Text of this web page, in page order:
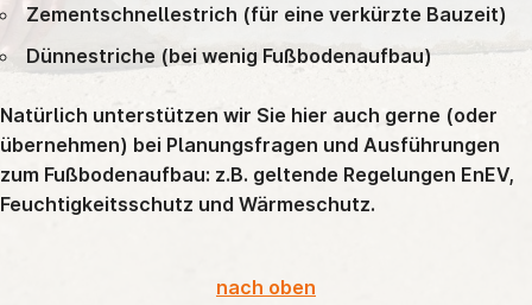
Zementschnellestrich (für eine verkürzte Bauzeit)
Dünnestriche (bei wenig Fußbodenaufbau)
Natürlich unterstützen wir Sie hier auch gerne (oder
übernehmen) bei Planungsfragen und Ausführungen
zum Fußbodenaufbau: z.B. geltende Regelungen EnEV,
Feuchtigkeitsschutz und Wärmeschutz.
nach oben